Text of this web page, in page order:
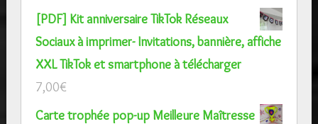
[PDF] Kit anniversaire TikTok Réseaux
Sociaux à imprimer- Invitations, bannière, affiche
XXL TikTok et smartphone à télécharger
7,00€
Carte trophée pop-up Meilleure Maîtresse